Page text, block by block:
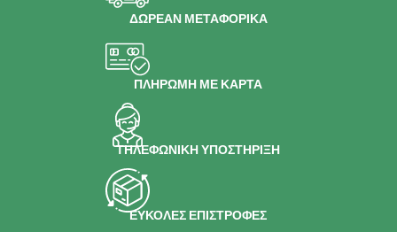
ΔΩΡΕΑΝ ΜΕΤΑΦΟΡΙΚΑ
ΠΛΗΡΩΜΗ ΜΕ ΚΑΡΤΑ
ΤΗΛΕΦΩΝΙΚΗ ΥΠΟΣΤΗΡΙΞΗ
ΕΥΚΟΛΕΣ ΕΠΙΣΤΡΟΦΕΣ